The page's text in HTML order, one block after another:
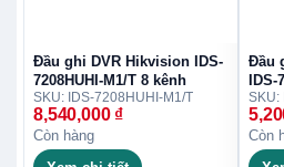
Đầu ghi DVR Hikvision IDS-
7208HUHI-M1/T 8 kênh
SKU: IDS-7208HUHI-M1/T
8,540,000 ₫
Còn hàng
Đầu
SKU:
Còn